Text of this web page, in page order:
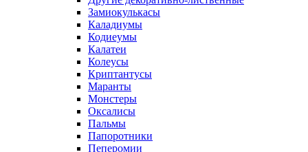
Замиокулькасы
Каладиумы
Кодиеумы
Калатеи
Колеусы
Криптантусы
Маранты
Монстеры
Оксалисы
Пальмы
Папоротники
Пеперомии